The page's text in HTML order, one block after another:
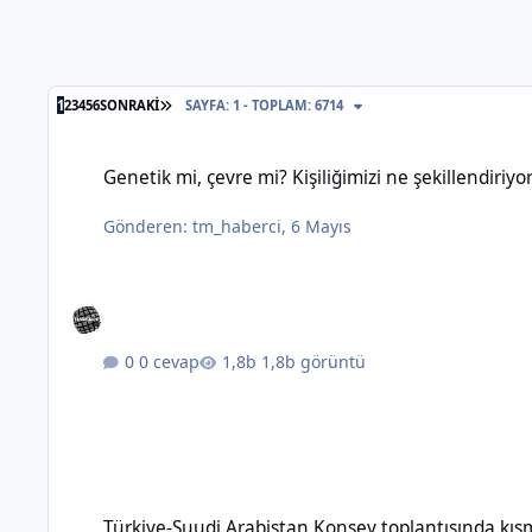
123456SONRAKI SON SAYFA
SAYFA: 1 - TOPLAM: 6714
Genetik mi, çevre mi? Kişiliğimizi ne
Gönderen:tm_haberci,6 Mayıs
0 cevap 1,8b görüntü